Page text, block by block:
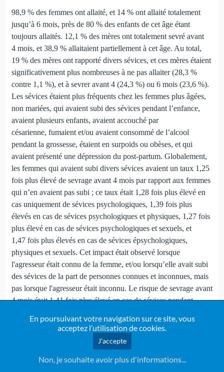
En poursuivant votre navigation sur ce site, vous
acceptez l’utilisation de cookies.
J'accepte
Non, je souhaite avoir plus d'informations...
98,9 % des femmes ont allaité, et 14 % ont allaité totalement
jusqu’à 6 mois, près de 80 % des enfants de cet âge étant
toujours allaités. 12,1 % des mères ont totalement sevré avant
4 mois, et 38,9 % allaitaient partiellement à cet âge. Au total,
19 % des mères ont rapporté divers sévices, et ces mères étaient
significativement plus nombreuses à ne pas allaiter (28,3 %
contre 1,1 %), et à sevrer avant 4 (24,3 %) ou 6 mois (23,6 %).
Les sévices étaient plus fréquents chez les femmes plus âgées,
non mariées, qui avaient subi des sévices pendant l’enfance,
avaient plusieurs enfants, avaient accouché par
césarienne, fumaient et/ou avaient consommé de l’alcool
pendant la grossesse, étaient en surpoids ou obèses, et qui
avaient présenté une dépression du post-partum. Globalement,
les femmes qui avaient subi divers sévices avaient un taux 1,25
fois plus élevé de sevrage avant 4 mois par rapport aux femmes
qui n’en avaient pas subi ; ce taux était 1,28 fois plus élevé en
cas uniquement de sévices psychologiques, 1,39 fois plus
élevés en cas de sévices psychologiques et physiques, 1,27 fois
plus élevé en cas de sévices psychologiques et sexuels, et
1,47 fois plus élevés en cas de sévices épsychologiques,
physiques et sexuels. Cet impact était observé lorsque
l'agresseur était connu de la femme, et/ou lorsqu’elle avait subi
des sévices de la part de personnes connues et inconnues, mais
pas lorsque l'agresseur était inconnu. Le risque de sevrage avant
4 mois était 1,41 fois plus élevé en cas de sévices pendant
cas de sévices subis à l’âge adulte et après correction pour les
sévices anciens, et 1,4 fois plus élevé en cas de sévices récents
par rapport aux personnes n’en ayant pas subi.